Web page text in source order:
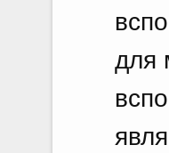
для